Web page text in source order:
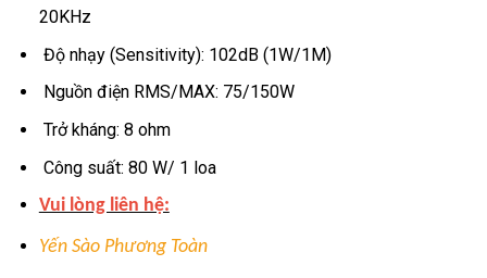
20KHz
Độ nhạy (Sensitivity): 102dB (1W/1M)
Nguồn điện RMS/MAX: 75/150W
Trở kháng: 8 ohm
Công suất: 80 W/ 1 loa
Vui lòng liên hệ:
Yến Sào Phương Toàn